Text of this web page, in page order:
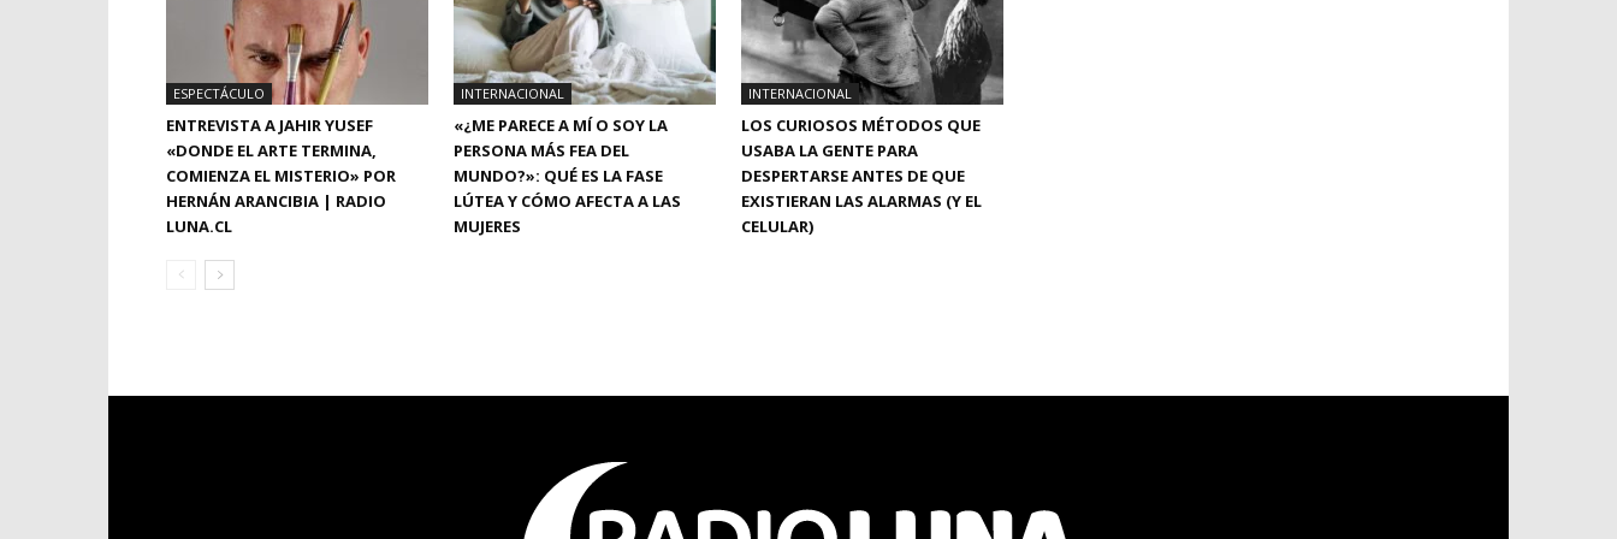
ESPECTÁCULO
ENTREVISTA A JAHIR YUSEF
«DONDE EL ARTE TERMINA,
COMIENZA EL MISTERIO» POR
HERNÁN ARANCIBIA | RADIO
LUNA.CL
INTERNACIONAL
«¿ME PARECE A MÍ O SOY LA
PERSONA MÁS FEA DEL
MUNDO?»: QUÉ ES LA FASE
LÚTEA Y CÓMO AFECTA A LAS
MUJERES
INTERNACIONAL
LOS CURIOSOS MÉTODOS QUE
USABA LA GENTE PARA
DESPERTARSE ANTES DE QUE
EXISTIERAN LAS ALARMAS (Y EL
CELULAR)